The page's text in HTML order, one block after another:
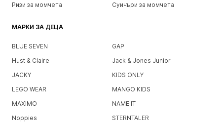
Ризи за момчета
Суичъри за момчета
МАРКИ ЗА ДЕЦА
BLUE SEVEN
GAP
Hust & Claire
Jack & Jones Junior
JACKY
KIDS ONLY
LEGO WEAR
MANGO KIDS
MAXIMO
NAME IT
Noppies
STERNTALER